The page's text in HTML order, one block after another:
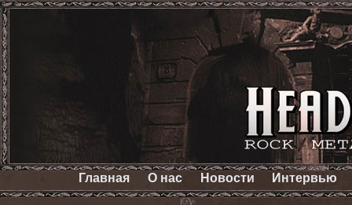
Главная О нас Новости Интервью